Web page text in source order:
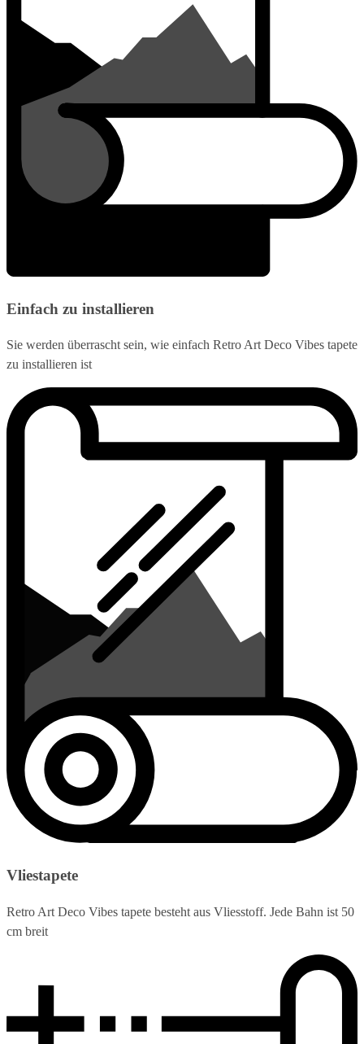
Einfach zu installieren
Sie werden überrascht sein, wie einfach Retro Art Deco Vibes tapete
zu installieren ist
Vliestapete
Retro Art Deco Vibes tapete besteht aus Vliesstoff. Jede Bahn ist 50
cm breit